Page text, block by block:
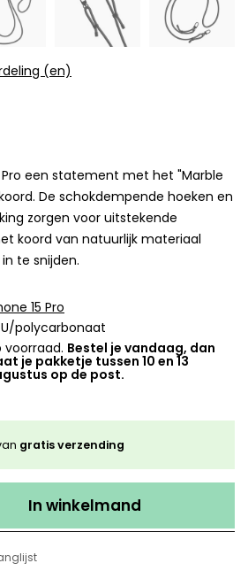
(en)
Pro een statement met het "Marble
De schokdempende hoeken en
zorgen voor uitstekende
koord van natuurlijk materiaal
te snijden.
15 Pro
polycarbonaat
voorraad. Bestel je vandaag, dan
je pakketje tussen 10 en 13
op de post.
gratis verzending
In winkelmand